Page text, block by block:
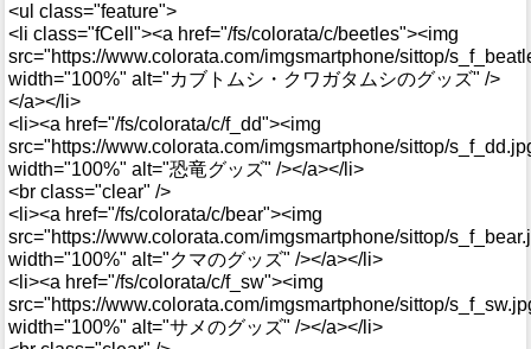
<ul class="feature">
<li class="fCell"><a href="/fs/colorata/c/beetles"><img
src="https://www.colorata.com/imgsmartphone/sittop/
width="100%" alt="カブトムシ・クワガタムシのグッズ" />
</a></li>
<li><a href="/fs/colorata/c/f_dd"><img
src="https://www.colorata.com/imgsmartphone/sittop/
width="100%" alt="恐竜グッズ" /></a></li>
<br class="clear" />
<li><a href="/fs/colorata/c/bear"><img
src="https://www.colorata.com/imgsmartphone/sittop/
width="100%" alt="クマのグッズ" /></a></li>
<li><a href="/fs/colorata/c/f_sw"><img
src="https://www.colorata.com/imgsmartphone/sittop/
width="100%" alt="サメのグッズ" /></a></li>